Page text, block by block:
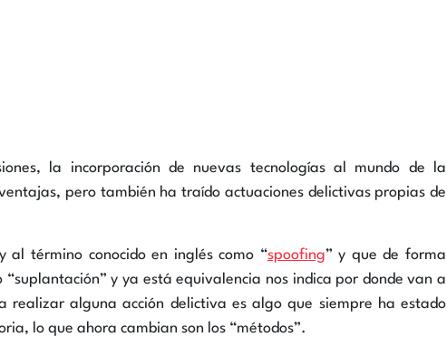
la incorporación de nuevas tecnologías al mundo de la
pero también ha traído actuaciones delictivas propias de
al término conocido en inglés como “spoofing” y que de forma
y ya está equivalencia nos indica por donde van a
alguna acción delictiva es algo que siempre ha estado
lo que ahora cambian son los “métodos”.